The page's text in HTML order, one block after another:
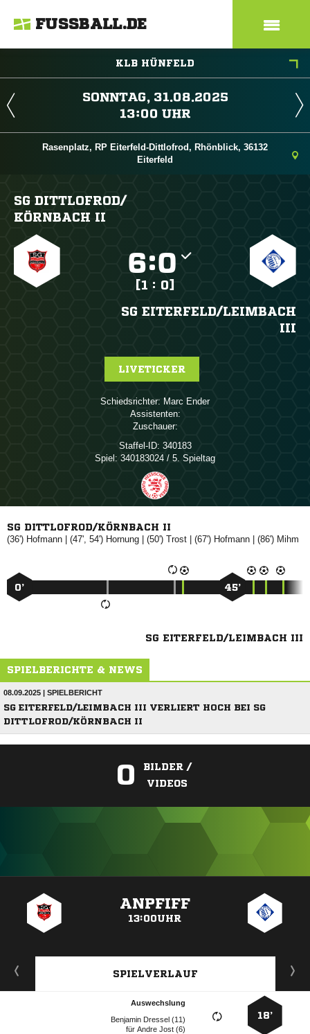
FUSSBALL.DE
KLB HÜNFELD
 
 
Rasenplatz, RP Eiterfeld-Dittlofrod, Rhönblick, 36132
Eiterfeld
SG DITTLOFROD/​
KÖRNBACH II
:
[1 : 0]
SG EITERFELD/​LEIMBACH
III
LIVETICKER
Schiedsrichter:  
Assistenten:
Zuschauer:
Staffel-ID: 340183
Spiel: 340183024 / 5. Spieltag
SG DITTLOFROD/KÖRNBACH II
(36')  | (47', 54')  | (50')  | (67')  | (86') 
0’ 45’
SG EITERFELD/LEIMBACH III
SPIELBERICHTE & NEWS
08.09.2025 | SPIELBERICHT
SG EITERFELD/LEIMBACH III VERLIERT HOCH BEI SG
DITTLOFROD/KÖRNBACH II
0
BILDER /
VIDEOS
ANPFIFF
13:00UHR
SPIELVERLAUF
18’
Auswechslung
  
für  